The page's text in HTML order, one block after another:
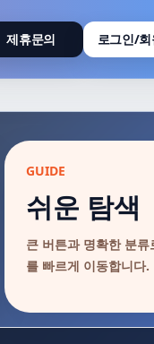
제휴문의 로그인/
GUIDE
쉬운 탐색
큰 버튼과 명확한 분
를 빠르게 이동합니다.